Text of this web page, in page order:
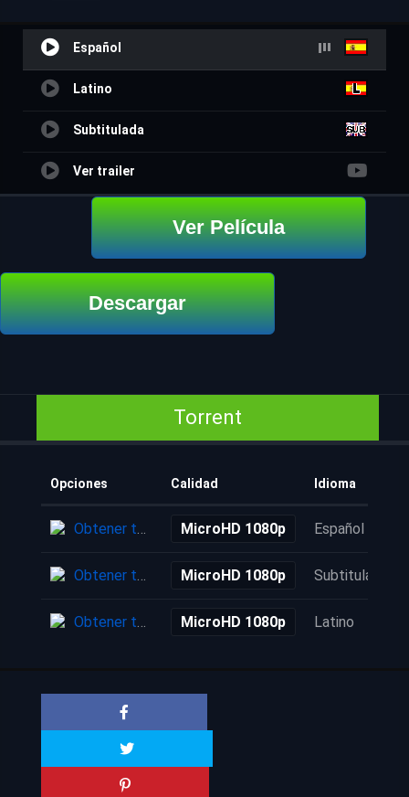
Español
Latino
Subtitulada
Ver trailer
Ver Película
Descargar
Torrent
Opciones Calidad Idioma
Obtener torrent MicroHD 1080p Español
Obtener torrent MicroHD 1080p Subtitulada
Obtener torrent MicroHD 1080p Latino